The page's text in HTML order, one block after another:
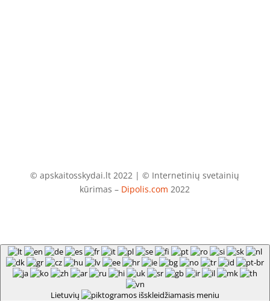
© apskaitosskydai.lt 2022 | © Internetinių svetainių
kūrimas – Dipolis.com 2022
Lietuvių